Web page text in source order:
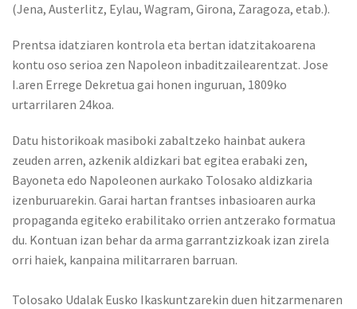
(Jena, Austerlitz, Eylau, Wagram, Girona, Zaragoza, etab.).
Prentsa idatziaren kontrola eta bertan idatzitakoarena
kontu oso serioa zen Napoleon inbaditzailearentzat. Jose
I.aren Errege Dekretua gai honen inguruan, 1809ko
urtarrilaren 24koa.
Datu historikoak masiboki zabaltzeko hainbat aukera
zeuden arren, azkenik aldizkari bat egitea erabaki zen,
Bayoneta edo Napoleonen aurkako Tolosako aldizkaria
izenburuarekin. Garai hartan frantses inbasioaren aurka
propaganda egiteko erabilitako orrien antzerako formatua
du. Kontuan izan behar da arma garrantzizkoak izan zirela
orri haiek, kanpaina militarraren barruan.
Tolosako Udalak Eusko Ikaskuntzarekin duen hitzarmenaren